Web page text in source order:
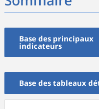
Base des principaux
indicateurs
Base des tableaux